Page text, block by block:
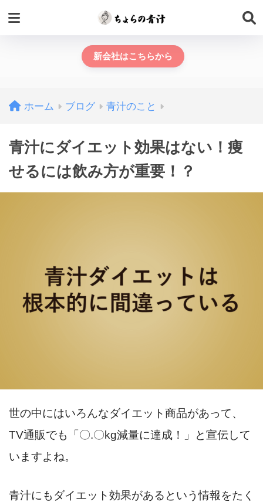
新会社はこちらから
ホーム ブログ 青汁のこと
青汁にダイエット効果はない！痩
せるには飲み方が重要！？
世の中にはいろんなダイエット商品があって、
TV通販でも「〇.〇kg減量に達成！」と宣伝して
いますよね。
青汁にもダイエット効果があるという情報をたく